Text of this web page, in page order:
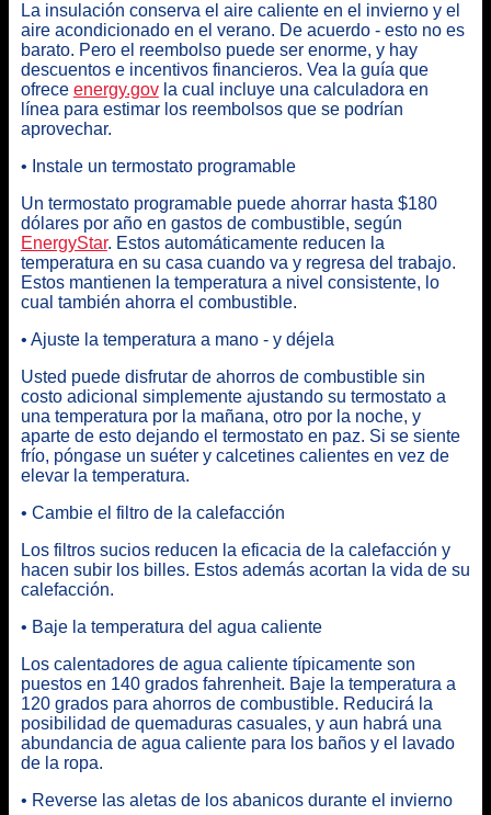
La insulación conserva el aire caliente en el invierno y el
aire acondicionado en el verano. De acuerdo - esto no es
barato. Pero el reembolso puede ser enorme, y hay
descuentos e incentivos financieros. Vea la guía que
ofrece energy.govla cual incluye una calculadora en
línea para estimar los reembolsos que se podrían
aprovechar.
• Instale un termostato programable
Un termostato programable puede ahorrar hasta $180
dólares por año en gastos de combustible, según
EnergyStar. Estos automáticamente reducen la
temperatura en su casa cuando va y regresa del trabajo.
Estos mantienen la temperatura a nivel consistente, lo
cual también ahorra el combustible.
• Ajuste la temperatura a mano - y déjela
Usted puede disfrutar de ahorros de combustible sin
costo adicional simplemente ajustando su termostato a
una temperatura por la mañana, otro por la noche, y
aparte de esto dejando el termostato en paz. Si se siente
frío, póngase un suéter y calcetines calientes en vez de
elevar la temperatura.
• Cambie el filtro de la calefacción
Los filtros sucios reducen la eficacia de la calefacción y
hacen subir los billes. Estos además acortan la vida de su
calefacción.
• Baje la temperatura del agua caliente
Los calentadores de agua caliente típicamente son
puestos en 140 grados fahrenheit. Baje la temperatura a
120 grados para ahorros de combustible. Reducirá la
posibilidad de quemaduras casuales, y aun habrá una
abundancia de agua caliente para los baños y el lavado
de la ropa.
• Reverse las aletas de los abanicos durante el invierno